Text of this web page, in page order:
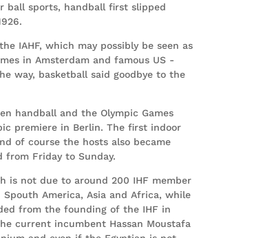
ball sports, handball first slipped
IAHF, which may possibly be seen as
in Amsterdam and famous US -
way, basketball said goodbye to the
handball and the Olympic Games
premiere in Berlin. The first indoor
of course the hosts also became
Friday to Sunday.
is not due to around 200 IHF member
America, Asia and Africa, while
from the founding of the IHF in
current incumbent Hassan Moustafa